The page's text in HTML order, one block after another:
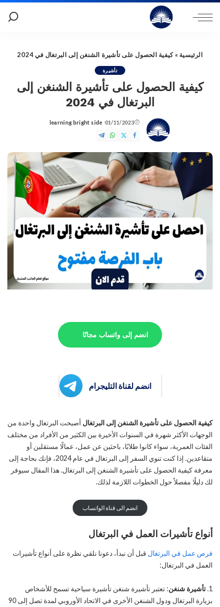
الرئيسية »كيفية الحصول على تأشيرة الشنغن إلى البرتغال في 2024
تأشيرة
كيفية الحصول على تأشيرة الشنغن إلى
البرتغال في 2024
01/11/2023
Posted
by
learning bright side
انضم إلى واتساب مجانًا
انضم لقناة التليجرام
كيفية الحصول على تأشيرة الشنغن إلى البرتغال أصبحت البرتغال واحدة من
الوجهات الأكثر شهرة في السنوات الأخيرة بين الكثير من الأفراد من مختلف
الفئات العمرية، سواء كانوا طلابًا، باحثين عن عمل، عمالًا مستقلين أو
متقاعدين. إذا كنت تنوي السفر إلى البرتغال في عام 2024، فإنك بحاجة إلى
معرفة كيفية الحصول على تأشيرة الشنغن إلى البرتغال. هذا المقال سيوفر
لك دليلًا مفصلاً حول الخطوات اللازمة لذلك.
انضم الى قناة الواتساب
أنواع تأشيرات العمل في البرتغال
فرص عمل في البرتغال قبل أن نبدأ، دعونا نلقي نظرة على أنواع تأشيرات
العمل في البرتغال:
تأشيرة شنغن: تعتبر تأشيرة شنغن تأشيرة سياحية تسمح للأشخاص
بزيارة البرتغال ودول الشنغن الأخرى في الاتحاد الأوروبي لمدة تصل إلى 90